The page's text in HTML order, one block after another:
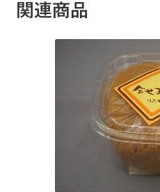
関連商品